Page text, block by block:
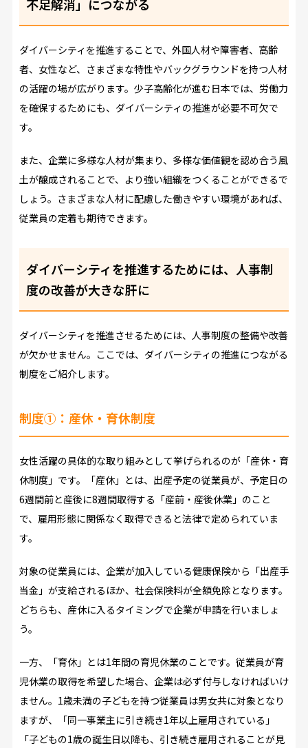
不足解消」につながる
ダイバーシティを推進することで、外国人材や障害者、高齢
者、女性など、さまざまな特性やバックグラウンドを持つ人材
の活躍の場が広がります。少子高齢化が進む日本では、労働力
を確保するためにも、ダイバーシティの推進が必要不可欠で
す。
また、企業に多様な人材が集まり、多様な価値観を認め合う風
土が醸成されることで、より強い組織をつくることができるで
しょう。さまざまな人材に配慮した働きやすい環境があれば、
従業員の定着も期待できます。
ダイバーシティを推進するためには、人事制
度の改善が大きな肝に
ダイバーシティを推進させるためには、人事制度の整備や改善
が欠かせません。ここでは、ダイバーシティの推進につながる
制度をご紹介します。
制度①：産休・育休制度
女性活躍の具体的な取り組みとして挙げられるのが「産休・育
休制度」です。「産休」とは、出産予定の従業員が、予定日の
6週間前と産後に8週間取得する「産前・産後休業」のこと
で、雇用形態に関係なく取得できると法律で定められていま
す。
対象の従業員には、企業が加入している健康保険から「出産手
当金」が支給されるほか、社会保険料が全額免除となります。
どちらも、産休に入るタイミングで企業が申請を行いましょ
う。
一方、「育休」とは1年間の育児休業のことです。従業員が育
児休業の取得を希望した場合、企業は必ず付与しなければいけ
ません。1歳未満の子どもを持つ従業員は男女共に対象となり
ますが、「同一事業主に引き続き1年以上雇用されている」
「子どもの1歳の誕生日以降も、引き続き雇用されることが見